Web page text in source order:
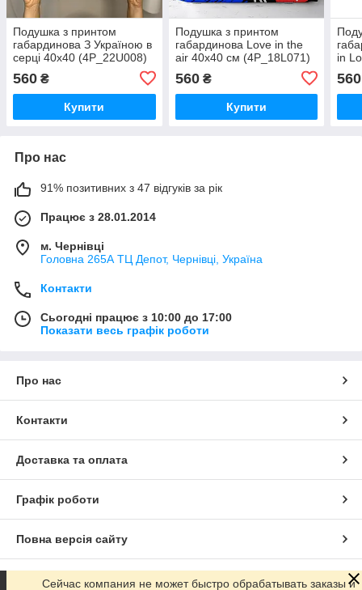
Подушка з принтом
габардинова З Україною в
серці 40x40 (4P_22U008)
560 ₴
Купити
Подушка з принтом
габардинова Love in the
air 40x40 см (4P_18L071)
560₴
Купити
in
560
Про нас
91% позитивних з 47 відгуків за рік
Працює з 28.01.2014
м. Чернівці
Головна 265А ТЦ Депот, Чернівці, Україна
Контакти
Сьогодні працює з 10:00 до 17:00
Показати весь графік роботи
Про нас
Контакти
Доставка та оплата
Графік роботи
Повна версія сайту
Сайт створено на маркетплейсі Prom.ua
Сейчас компания не может быстро обрабатывать заказы и